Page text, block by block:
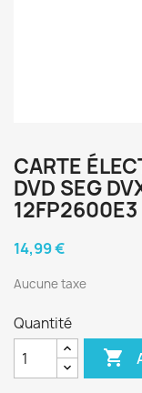
CARTE
DVD SEG
12FP2600E3
14,99 €
Aucune taxe
Quantité
